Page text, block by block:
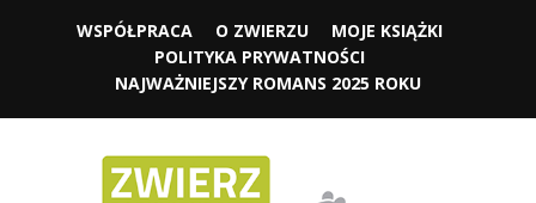
WSPÓŁPRACA O ZWIERZU
MOJE KSIĄŻKI
POLITYKA PRYWATNOŚCI
NAJWAŻNIEJSZY ROMANS 2025 ROKU